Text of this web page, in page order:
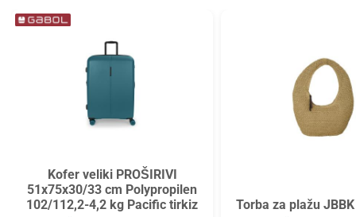
Tarifold
Westcott
ZöwieKofer veliki PROŠIRIVI
51x75x30/33 cm Polypropilen
102/112,2-4,2 kg Pacific tirkiz
Torba za plažu